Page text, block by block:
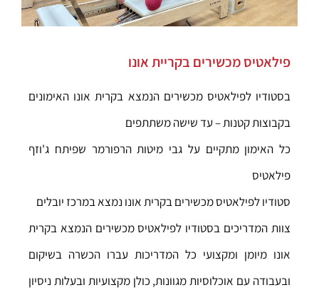
פילאטיס מכשירים בקריית אונו
בסטודיו לפילאטיס מכשירים הנמצא בקרית אונו האימונים
בקבוצות קטנות – עד שישה משתתפים
כל האימון מתקיים על גבי מיטות הרפורמר שפיתח ג'וזף
פילאטיס
סטודיו לפילאטיס מכשירים בקרית אונו נמצא במרכז יובלים
צוות המדריכים בסטודיו לפילאטיס מכשירים הנמצא בקרית
אונו מיומן ומקצועי כל המדריכות עברו הכשרה בשיקום
ובעבודה עם אוכלוסיות מגוונות, כולן מקצועיות ובעלות ניסיון